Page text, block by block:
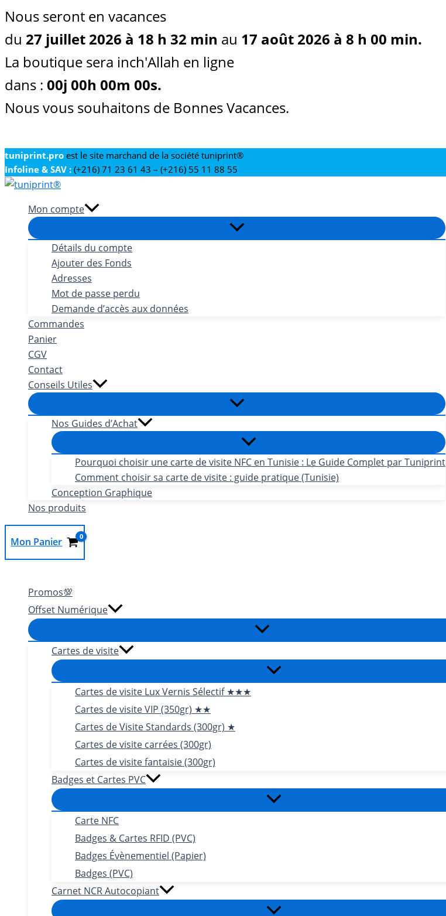
Nous seront en vacances
du 27 juillet 2026 à 18 h 32 min au 17 août 2026 à 8 h 00 min.
La boutique sera inch'Allah en ligne
dans : 00j 00h 00m 00s.
Nous vous souhaitons de Bonnes Vacances.
Aller
au
contenu
tuniprint.pro est le site marchand de la société tuniprint®
Infoline & SAV : (+216) 71 23 61 43 – (+216) 55 11 88 55
Mon compte
Détails du compte
Ajouter des Fonds
Adresses
Mot de passe perdu
Demande d’accès aux données
Commandes
Panier
CGV
Contact
Conseils Utiles
Nos Guides d’Achat
Pourquoi choisir une carte de visite NFC en Tunisie : Le Guide Complet par Tuniprint
Comment choisir sa carte de visite : guide pratique (Tunisie)
Conception Graphique
Nos produits
Mon Panier
Promos💯
Offset Numérique
Cartes de visite
Cartes de visite Lux Vernis Sélectif ★★★
Cartes de visite VIP (350gr) ★★
Cartes de Visite Standards (300gr) ★
Cartes de visite carrées (300gr)
Cartes de visite fantaisie (300gr)
Badges et Cartes PVC
Carte NFC
Badges & Cartes RFID (PVC)
Badges Évènementiel (Papier)
Badges (PVC)
Carnet NCR Autocopiant